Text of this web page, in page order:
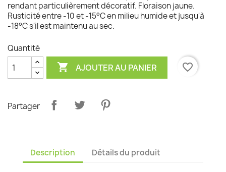
rendant particulièrement décoratif. Floraison jaune.
Rusticité entre -10 et -15°C en milieu humide et jusqu'à
-18°C s'il est maintenu au sec.
Quantité
 AJOUTER AU PANIER favorite_border
Partager
Description Détails du produit